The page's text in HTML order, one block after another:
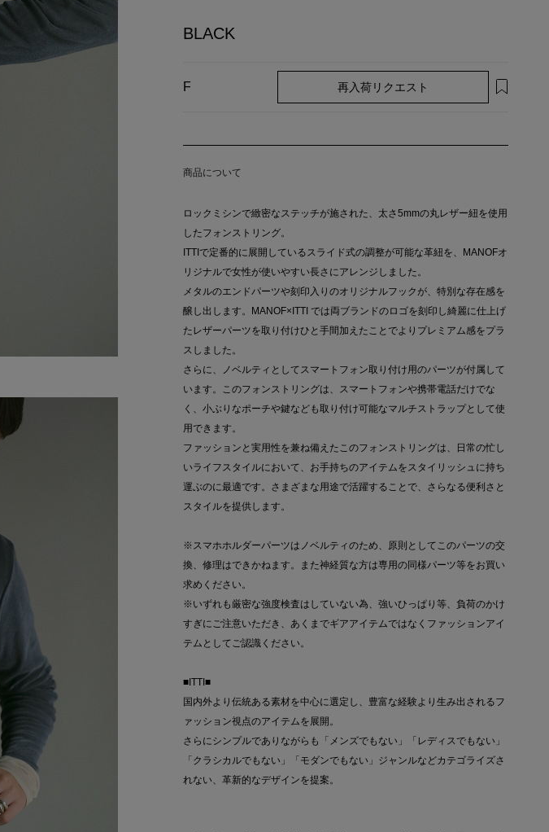
BLACK
F 再入荷リクエスト
商品について
ロックミシンで緻密なステッチが施された、太さ5mmの丸レザー紐を使用
したフォンストリング。
ITTIで定番的に展開しているスライド式の調整が可能な革紐を、MANOFオ
リジナルで女性が使いやすい長さにアレンジしました。
メタルのエンドパーツや刻印入りのオリジナルフックが、特別な存在感を
醸し出します。MANOF×ITTI では両ブランドのロゴを刻印し綺麗に仕上げ
たレザーパーツを取り付けひと手間加えたことでよりプレミアム感をプラ
スしました。
さらに、ノベルティとしてスマートフォン取り付け用のパーツが付属して
います。このフォンストリングは、スマートフォンや携帯電話だけでな
く、小ぶりなポーチや鍵なども取り付け可能なマルチストラップとして使
用できます。
ファッションと実用性を兼ね備えたこのフォンストリングは、日常の忙し
いライフスタイルにおいて、お手持ちのアイテムをスタイリッシュに持ち
運ぶのに最適です。さまざまな用途で活躍することで、さらなる便利さと
スタイルを提供します。
※スマホホルダーパーツはノベルティのため、原則としてこのパーツの交
換、修理はできかねます。また神経質な方は専用の同様パーツ等をお買い
求めください。
※いずれも厳密な強度検査はしていない為、強いひっぱり等、負荷のかけ
すぎにご注意いただき、あくまでギアアイテムではなくファッションアイ
テムとしてご認識ください。
■ITTI■
国内外より伝統ある素材を中心に選定し、豊富な経験より生み出されるフ
ァッション視点のアイテムを展開。
さらにシンプルでありながらも「メンズでもない」「レディスでもない」
「クラシカルでもない」「モダンでもない」ジャンルなどカテゴライズさ
れない、革新的なデザインを提案。